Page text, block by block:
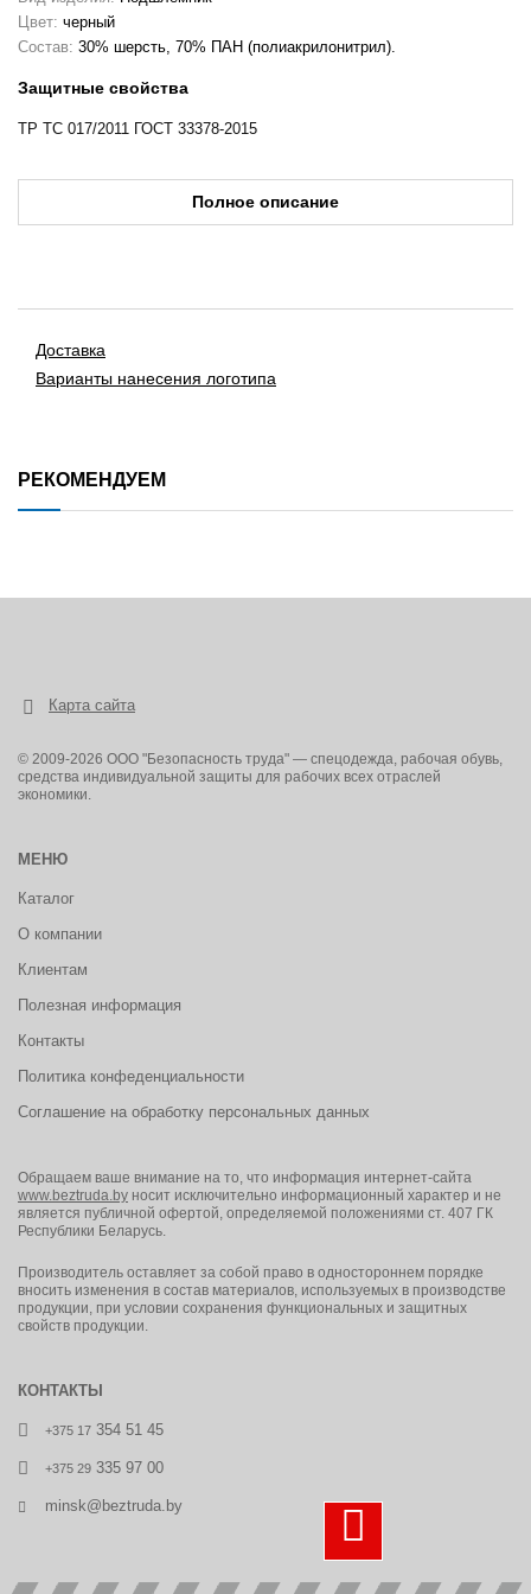
Цвет: черный
Состав: 30% шерсть, 70% ПАН (полиакрилонитрил).
Защитные свойства
ТР ТС 017/2011 ГОСТ 33378-2015
Полное описание
Доставка
Варианты нанесения логотипа
РЕКОМЕНДУЕМ
Карта сайта
© 2009-2026 ООО "Безопасность труда" — спецодежда, рабочая обувь,
средства индивидуальной защиты для рабочих всех отраслей
экономики.
МЕНЮ
Каталог
О компании
Клиентам
Полезная информация
Контакты
Политика конфеденциальности
Соглашение на обработку персональных данных
Обращаем ваше внимание на то, что информация интернет-сайта
www.beztruda.by носит исключительно информационный характер и не
является публичной офертой, определяемой положениями ст. 407 ГК
Республики Беларусь.
Производитель оставляет за собой право в одностороннем порядке
вносить изменения в состав материалов, используемых в производстве
продукции, при условии сохранения функциональных и защитных
свойств продукции.
КОНТАКТЫ
+375 17 354 51 45
+375 29 335 97 00
minsk@beztruda.by